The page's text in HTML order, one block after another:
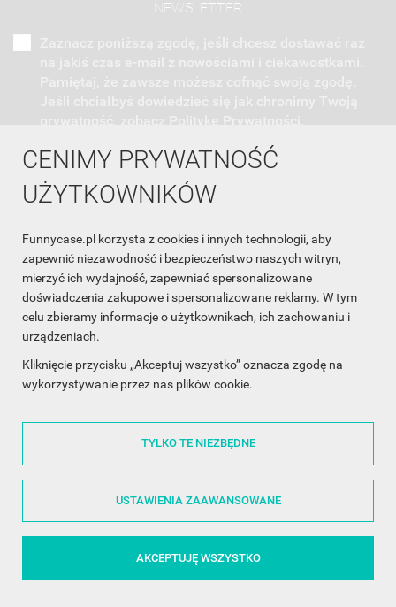
CENIMY PRYWATNOŚĆ
UŻYTKOWNIKÓW
Funnycase.pl korzysta z cookies i innych technologii, aby
zapewnić niezawodność i bezpieczeństwo naszych witryn,
mierzyć ich wydajność, zapewniać spersonalizowane
doświadczenia zakupowe i spersonalizowane reklamy. W tym
celu zbieramy informacje o użytkownikach, ich zachowaniu i
urządzeniach.
Kliknięcie przycisku „Akceptuj wszystko” oznacza zgodę na
wykorzystywanie przez nas plików cookie.
TYLKO TE NIEZBĘDNE
USTAWIENIA ZAAWANSOWANE
AKCEPTUJĘ WSZYSTKO
NEWSLETTER
INFORMACJA O SKLEPIE
INFORMACJE
OBSŁUGA KLIENTA
WSPÓŁPRACA
ŚLEDŹ NAS NA FACEBOOKU
Made with❤in Poland